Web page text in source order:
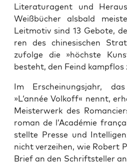
Literatur­agent und
Weiß­bü­cher als­bald
Leit­mo­tiv sind 13 Gebo­te,
ren des chi­ne­si­schen
zufol­ge die »höchs­te
besteht, den Feind
Im Erschei­nungs­jahr,
»L‘année Vol­koff« nennt,
Meis­ter­werk des
roman de l’Académie
stell­te Pres­se und
nicht ver­zei­hen, wie Robert
Brief an den Schrift­stel­ler